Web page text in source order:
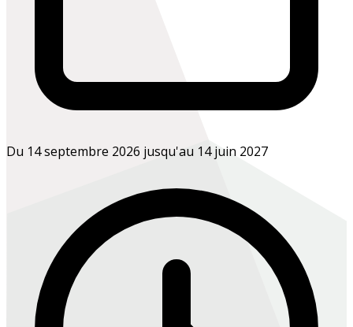
Du 14 septembre 2026 jusqu'au 14 juin 2027